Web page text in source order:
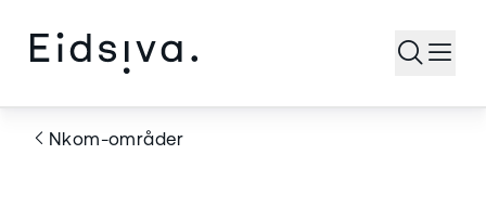
Åpne
Nkom-områder